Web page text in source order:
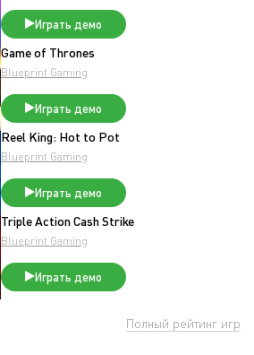
Играть демо
Game of Thrones
Blueprint Gaming
Играть демо
Reel King: Hot to Pot
Blueprint Gaming
Играть демо
Triple Action Cash Strike
Blueprint Gaming
Играть демо
Полный рейтинг игр